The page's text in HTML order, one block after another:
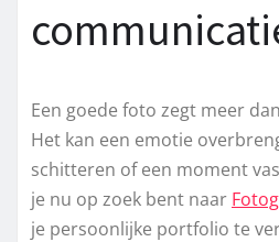
Een goede foto zegt meer
Het kan een emotie
schitteren of een moment
je nu op zoek bent naar
je persoonlijke portfolio te